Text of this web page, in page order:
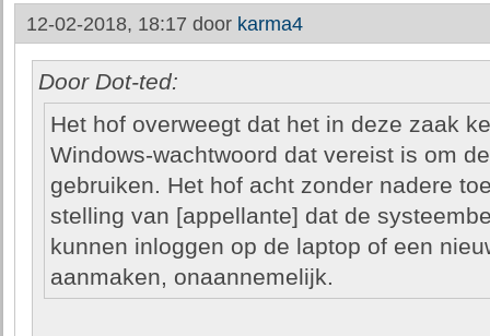
12-02-2018, 18:17 door karma4
Door Dot-ted:
Het hof overweegt dat het in deze zaak
Windows-wachtwoord dat vereist is om
gebruiken. Het hof acht zonder nadere
stelling van [appellante] dat de
kunnen inloggen op de laptop of een
aanmaken, onaannemelijk.